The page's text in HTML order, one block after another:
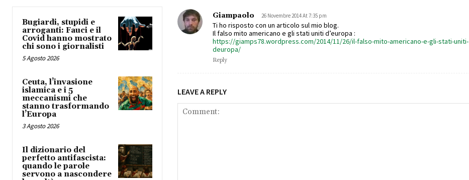
Bugiardi, stupidi e
arroganti: Fauci e il
Covid hanno mostrato
chi sono i giornalisti
5 Agosto 2026
Ceuta, l’invasione
islamica e i 5
meccanismi che
stanno trasformando
l’Europa
3 Agosto 2026
Il dizionario del
perfetto antifascista:
quando le parole
servono a nascondere
Giampaolo 26 Novembre 2014 At 7:35 pm
Ti ho risposto con un articolo sul mio blog.
Il falso mito americano e gli stati uniti d’europa :
https://giamps78.wordpress.com/2014/11/26/il-falso-mito-americano-e-gli-stati-uniti-
deuropa/
Reply
LEAVE A REPLY